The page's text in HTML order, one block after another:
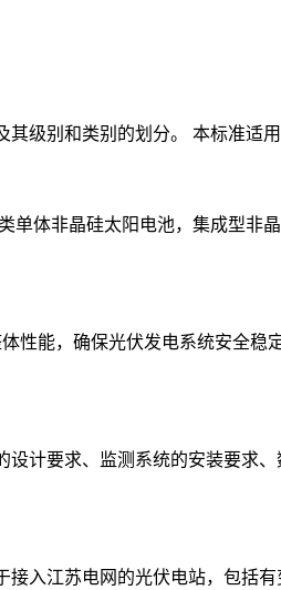
级别和类别的划分。 本标准适
体非晶硅太阳电池，集成型非
性能，确保光伏发电系统安全
计要求、监测系统的安装要求
入江苏电网的光伏电站，包括